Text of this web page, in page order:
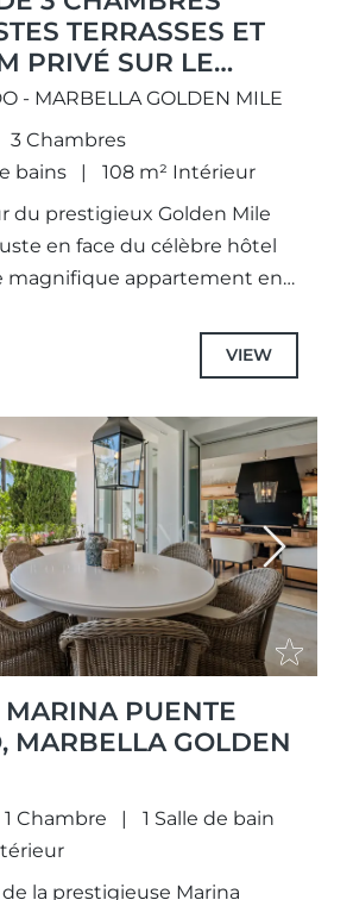
TERRASSES ET
PRIVÉ SUR LE
DE MARBELLA
- MARBELLA GOLDEN MILE
3 Chambres
bains
108 m² Intérieur
du prestigieux Golden Mile
en face du célèbre hôtel
magnifique appartement en
espaces extérieurs et un...
VIEW
Next
MARINA PUENTE
MARBELLA GOLDEN
1 Chambre
1 Salle de bain
la prestigieuse Marina